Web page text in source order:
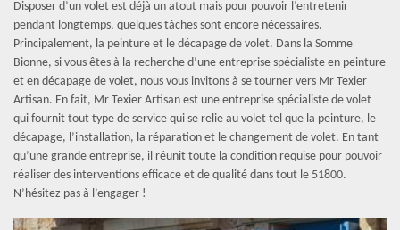
Disposer d’un volet est déjà un atout mais pour pouvoir l’entretenir
pendant longtemps, quelques tâches sont encore nécessaires.
Principalement, la peinture et le décapage de volet. Dans la Somme
Bionne, si vous êtes à la recherche d’une entreprise spécialiste en peinture
et en décapage de volet, nous vous invitons à se tourner vers Mr Texier
Artisan. En fait, Mr Texier Artisan est une entreprise spécialiste de volet
qui fournit tout type de service qui se relie au volet tel que la peinture, le
décapage, l’installation, la réparation et le changement de volet. En tant
qu’une grande entreprise, il réunit toute la condition requise pour pouvoir
réaliser des interventions efficace et de qualité dans tout le 51800.
N’hésitez pas à l’engager !